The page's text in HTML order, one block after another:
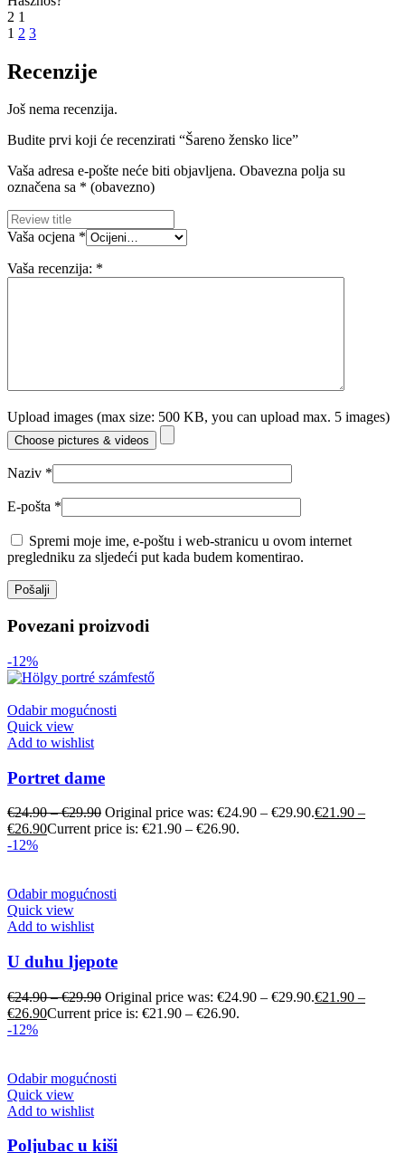
2 1
1 2 3
Recenzije
Još nema recenzija.
Budite prvi koji će recenzirati “Šareno žensko lice”
Vaša adresa e-pošte neće biti objavljena. Obavezna polja su
označena sa * (obavezno)
Vaša ocjena *
Vaša recenzija: *
Upload images (max size: 500 KB, you can upload max. 5 images)
Choose pictures & videos
Naziv *
E-pošta *
Spremi moje ime, e-poštu i web-stranicu u ovom internet
pregledniku za sljedeći put kada budem komentirao.
Povezani proizvodi
-12%
Odabir mogućnosti
Quick view
Add to wishlist
Portret dame
€24.90–€29.90 Original price was: €24.90 – €29.90.€21.90 –
€26.90Current price is: €21.90 – €26.90.
-12%
Odabir mogućnosti
Quick view
Add to wishlist
U duhu ljepote
€24.90–€29.90 Original price was: €24.90 – €29.90.€21.90 –
€26.90Current price is: €21.90 – €26.90.
-12%
Odabir mogućnosti
Quick view
Add to wishlist
Poljubac u kiši